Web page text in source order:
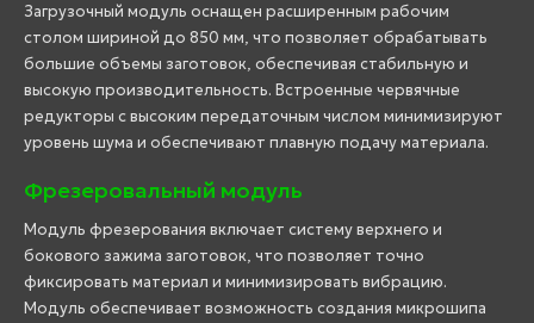
Загрузочный модуль оснащен расширенным рабочим
столом шириной до 850 мм, что позволяет обрабатывать
большие объемы заготовок, обеспечивая стабильную и
высокую производительность. Встроенные червячные
редукторы с высоким передаточным числом минимизируют
уровень шума и обеспечивают плавную подачу материала.
Фрезеровальный модуль
Модуль фрезерования включает систему верхнего и
бокового зажима заготовок, что позволяет точно
фиксировать материал и минимизировать вибрацию.
Модуль обеспечивает возможность создания микрошипа